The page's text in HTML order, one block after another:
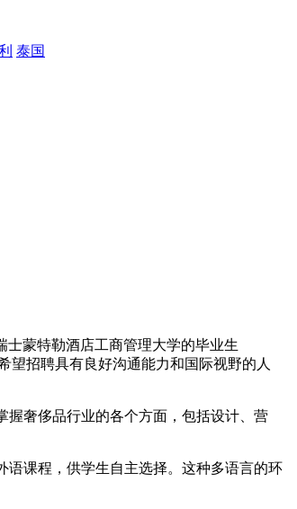
泰国
蒙特勒酒店工商管理大学的毕业生
望招聘具有良好沟通能力和国际视野的人
握奢侈品行业的各个方面，包括设计、营
语课程，供学生自主选择。这种多语言的环